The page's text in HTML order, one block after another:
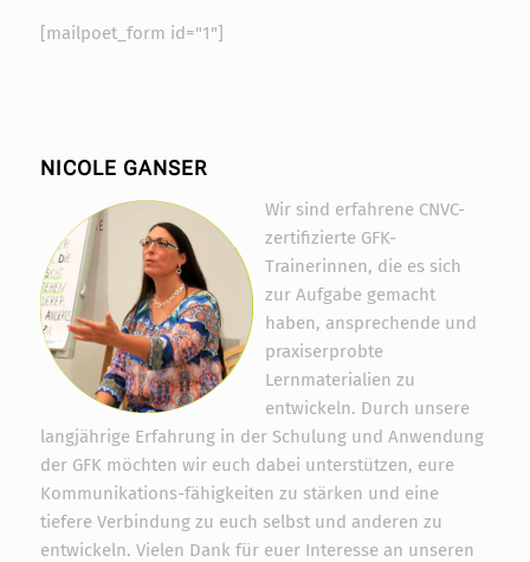
[mailpoet_form id="1"]
NICOLE GANSER
Wir sind erfahrene CNVC-
zertifizierte GFK-
Trainerinnen, die es sich
zur Aufgabe gemacht
haben, ansprechende und
praxiserprobte
Lernmaterialien zu
entwickeln. Durch unsere
langjährige Erfahrung in der Schulung und Anwendung
der GFK möchten wir euch dabei unterstützen, eure
Kommunikations-fähigkeiten zu stärken und eine
tiefere Verbindung zu euch selbst und anderen zu
entwickeln. Vielen Dank für euer Interesse an unseren